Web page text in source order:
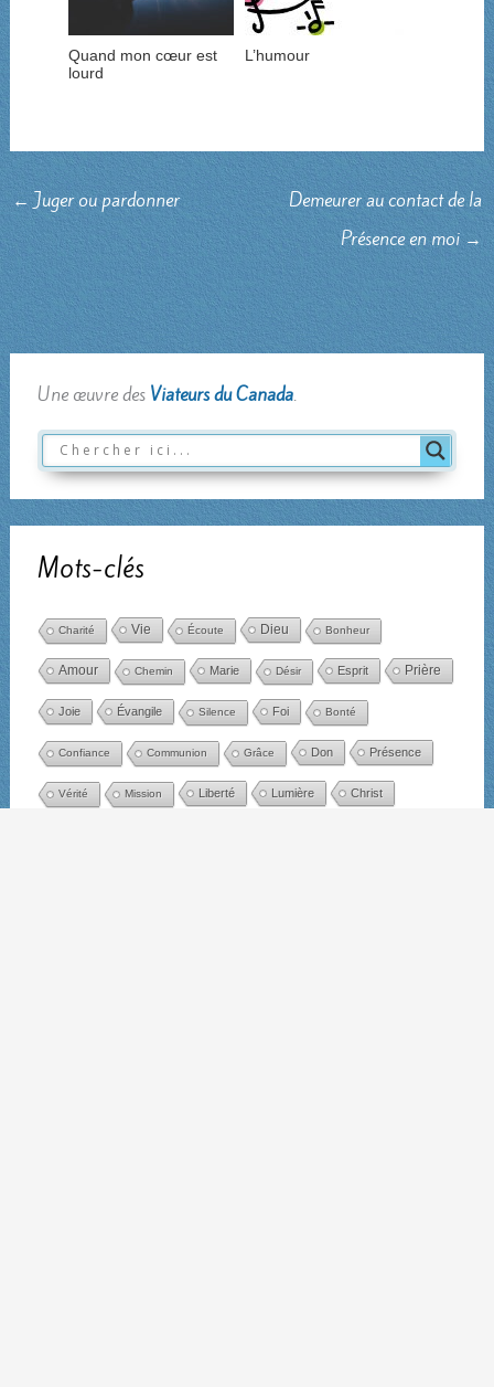
Quand mon cœur est
lourd
L’humour
←Juger ou pardonner
Demeurer au contact de la
Présence en moi→
Une œuvre des Viateurs du Canada.
Mots-clés
Charité Vie Écoute Dieu Bonheur
Amour Chemin Marie Désir Esprit Prière
Joie Évangile Silence Foi Bonté
Confiance Communion Grâce Don Présence
Vérité Mission Liberté Lumière Christ